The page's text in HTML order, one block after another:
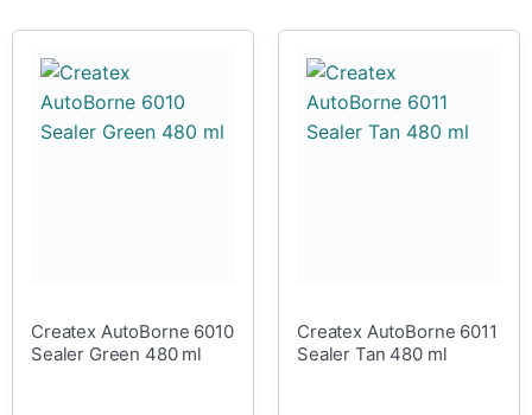
Createx AutoBorne 6010
Sealer Green 480 ml
Createx AutoBorne 6011
Sealer Tan 480 ml